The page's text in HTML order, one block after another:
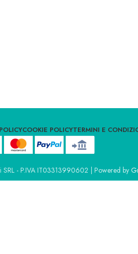
COOKIE POLICYTERMINI E
- P.IVA IT03313990602 | Powered by